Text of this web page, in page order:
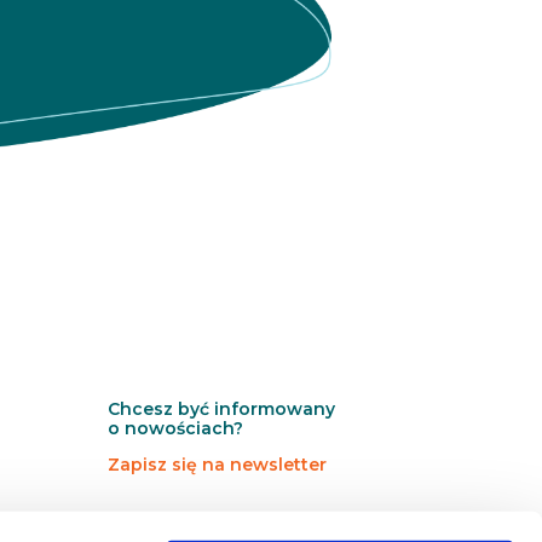
Chcesz być informowany
o nowościach?
Zapisz się na newsletter
Newsletter